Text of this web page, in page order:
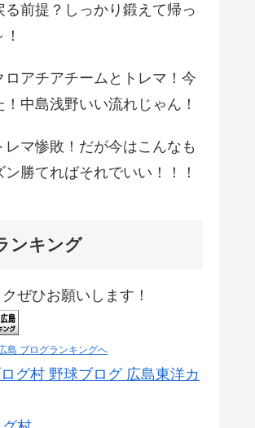
る前提？しっかり鍛えて帰っ
ロアチアチームとトレマ！今
！中島浅野いい流れじゃん！
レマ惨敗！だが今はこんなも
勝てればそれでいい！！！
ンキング
ぜひお願いします！
島 ブログランキングへ